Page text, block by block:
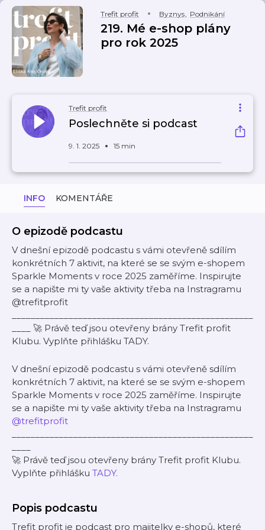
Trefit profit Byznys, Podnikání
219. Mé e-shop plány
pro rok 2025
Trefit profit
Poslechněte si podcast
9. 1. 2025 15 min
INFO KOMENTÁŘE
O epizodě podcastu
V dnešní epizodě podcastu s vámi otevřeně sdílím
konkrétních 7 aktivit, na které se se svým e-shopem
Sparkle Moments v roce 2025 zaměříme. Inspirujte
se a napište mi ty vaše aktivity třeba na Instragramu
@trefitprofit
____ 🚀 Právě teď jsou otevřeny brány Trefit profit
Klubu. Vyplňte přihlášku TADY.
V dnešní epizodě podcastu s vámi otevřeně sdílím
konkrétních 7 aktivit, na které se se svým e-shopem
Sparkle Moments v roce 2025 zaměříme. Inspirujte
se a napište mi ty vaše aktivity třeba na Instragramu
@trefitprofit
🚀 Právě teď jsou otevřeny brány Trefit profit Klubu.
Vyplňte přihlášku TADY.
Popis podcastu
Trefit profit je podcast pro majitelky e-shopů, které